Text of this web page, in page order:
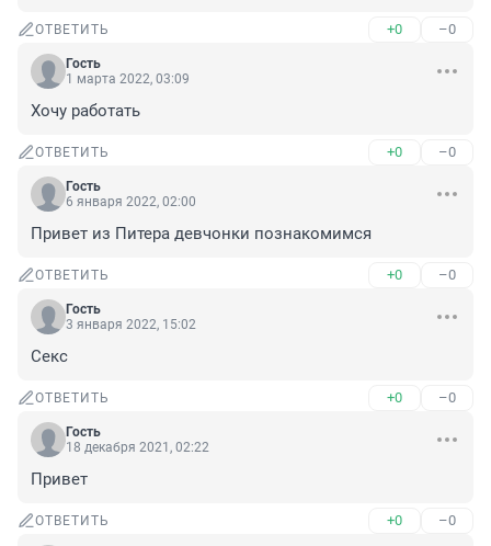
ОТВЕТИТЬ +0 –0
Гость
1 марта 2022, 03:09
Хочу работать
ОТВЕТИТЬ +0 –0
Гость
6 января 2022, 02:00
Привет из Питера девчонки познакомимся
ОТВЕТИТЬ +0 –0
Гость
3 января 2022, 15:02
Секс
ОТВЕТИТЬ +0 –0
Гость
18 декабря 2021, 02:22
Привет
ОТВЕТИТЬ +0 –0